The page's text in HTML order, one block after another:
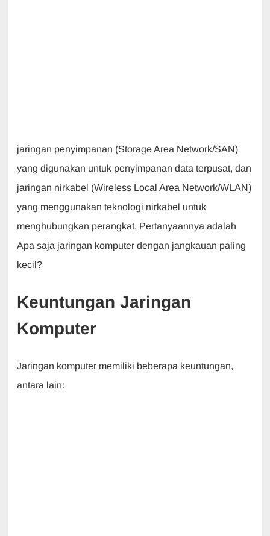
jaringan penyimpanan (Storage Area Network/SAN)
yang digunakan untuk penyimpanan data terpusat, dan
jaringan nirkabel (Wireless Local Area Network/WLAN)
yang menggunakan teknologi nirkabel untuk
menghubungkan perangkat. Pertanyaannya adalah
Apa saja jaringan komputer dengan jangkauan paling
kecil?
Keuntungan Jaringan
Komputer
Jaringan komputer memiliki beberapa keuntungan,
antara lain: